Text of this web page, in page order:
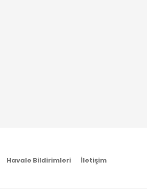
Havale Bildirimleri İletişim